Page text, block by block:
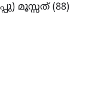
മൂസ്സത് (88)